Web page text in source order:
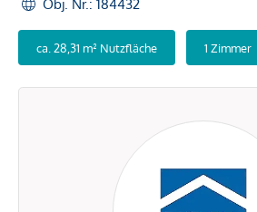
Obj. Nr.: 184432
ca. 28,31 m² Nutzfläche 1 Zimmer